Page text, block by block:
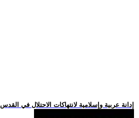
.. إدانة عربية وإسلامية لانتهاكات الاحتلال في القدس